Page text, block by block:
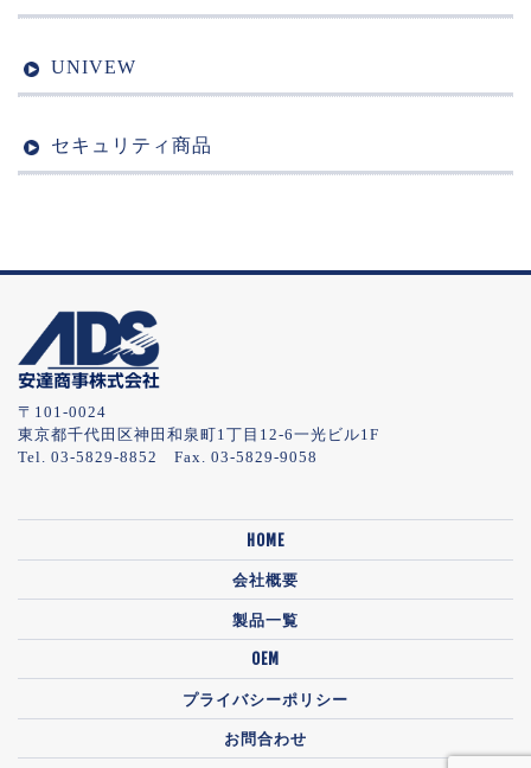
UNIVEW
セキュリティ商品
〒101-0024
東京都千代田区神田和泉町1丁目12-6一光ビル1F
Tel. 03-5829-8852 Fax. 03-5829-9058
HOME
会社概要
製品一覧
OEM
プライバシーポリシー
お問合わせ